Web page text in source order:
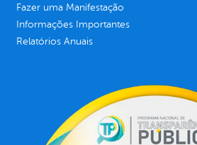
Fazer uma Manifestação
Informações Importantes
Relatórios Anuais